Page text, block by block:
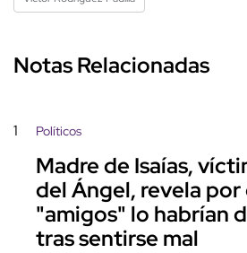
Notas Relacionadas
1 Políticos
Madre de Isaías,
del Ángel, revela por
"amigos" lo habrían
tras sentirse mal